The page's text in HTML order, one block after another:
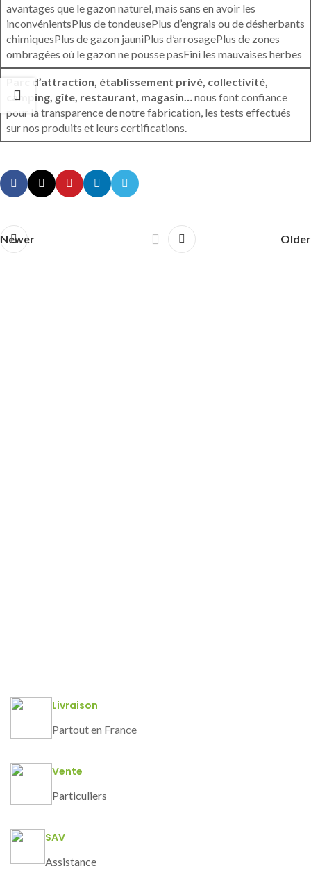
avantages que le gazon naturel, mais sans en avoir les
inconvénientsPlus de tondeusePlus d’engrais ou de désherbants
chimiquesPlus de gazon jauniPlus d’arrosagePlus de zones
ombragées où le gazon ne pousse pasFini les mauvaises herbes
Parc d’attraction, établissement privé, collectivité,
camping, gîte, restaurant, magasin… nous font confiance
pour la transparence de notre fabrication, les tests effectués
sur nos produits et leurs certifications.
Newer Older
Livraison
Partout en France
Vente
Particuliers
SAV
Assistance